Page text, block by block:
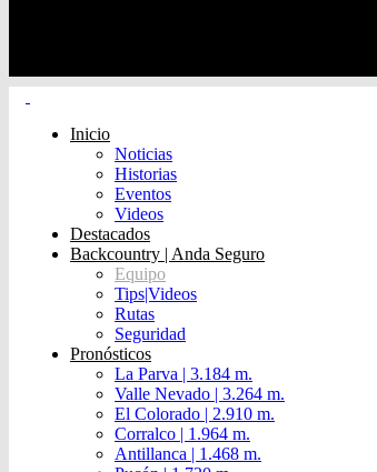
Inicio
Noticias
Historias
Eventos
Videos
Destacados
Backcountry | Anda Seguro
Equipo
Tips|Videos
Rutas
Seguridad
Pronósticos
La Parva | 3.184 m.
Valle Nevado | 3.264 m.
El Colorado | 2.910 m.
Corralco | 1.964 m.
Antillanca | 1.468 m.